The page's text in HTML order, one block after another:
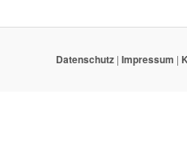
Datenschutz | Impressum |